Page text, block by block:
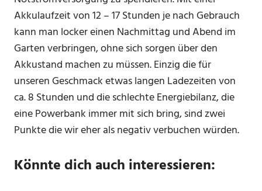
Akkulaufzeit von 12 – 17 Stunden je nach Gebrauch
kann man locker einen Nachmittag und Abend im
Garten verbringen, ohne sich sorgen über den
Akkustand machen zu müssen. Einzig die für
unseren Geschmack etwas langen Ladezeiten von
ca. 8 Stunden und die schlechte Energiebilanz, die
eine Powerbank immer mit sich bring, sind zwei
Punkte die wir eher als negativ verbuchen würden.
Könnte dich auch interessieren: